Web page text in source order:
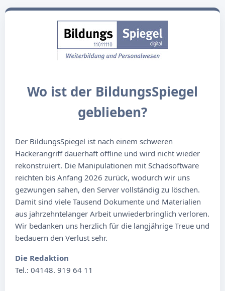
Wo ist der BildungsSpiegel
geblieben?
Der BildungsSpiegel ist nach einem schweren
Hackerangriff dauerhaft offline und wird nicht wieder
rekonstruiert. Die Manipulationen mit Schadsoftware
reichten bis Anfang 2026 zurück, wodurch wir uns
gezwungen sahen, den Server vollständig zu löschen.
Damit sind viele Tausend Dokumente und Materialien
aus jahrzehntelanger Arbeit unwiederbringlich verloren.
Wir bedanken uns herzlich für die langjährige Treue und
bedauern den Verlust sehr.
Die Redaktion
Tel.: 04148. 919 64 11